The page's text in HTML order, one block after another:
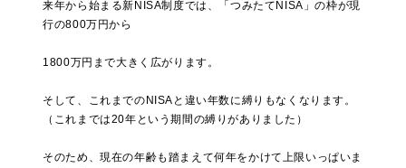
来年から始まる新NISA制度では、「つみたてNISA」の枠が現
行の800万円から
1800万円まで大きく広がります。
そして、これまでのNISAと違い年数に縛りもなくなります。
（これまでは20年という期間の縛りがありました）
そのため、現在の年齢も踏まえて何年をかけて上限いっぱいま